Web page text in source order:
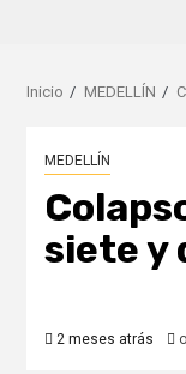
Inicio MEDELLÍN
MEDELLÍN
siete y
2 meses atrás